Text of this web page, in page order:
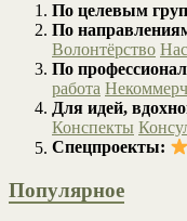
По целевым
По
Волонтёрство
По
работа
Для идей,
Конспекты
Спецпроекты:
Популярное